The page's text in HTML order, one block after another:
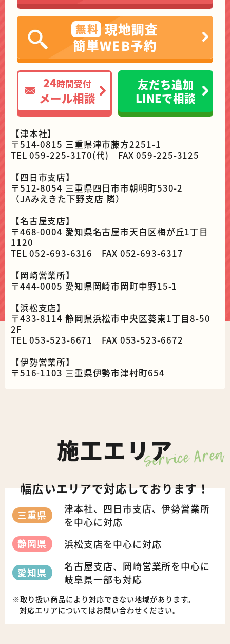
無料 現地調査
簡単WEB予約
24時間受付
メール相談
友だち追加
LINEで相談
【津本社】
〒514-0815 三重県津市藤方2251-1
TEL 059-225-3170(代) FAX 059-225-3125
【四日市支店】
〒512-8054 三重県四日市市朝明町530-2
（JAみえきた下野支店 隣）
【名古屋支店】
〒468-0004 愛知県名古屋市天白区梅が丘1丁目
1120
TEL 052-693-6316 FAX 052-693-6317
【岡崎営業所】
〒444-0005 愛知県岡崎市岡町中野15-1
【浜松支店】
〒433-8114 静岡県浜松市中央区葵東1丁目8-50
2F
TEL 053-523-6671 FAX 053-523-6672
【伊勢営業所】
〒516-1103 三重県伊勢市津村町654
施工エリアService Area
幅広いエリアで対応しております！
三重県
津本社、四日市支店、伊勢営業所
を中心に対応
静岡県
浜松支店を中心に対応
愛知県
名古屋支店、岡崎営業所を中心に
岐阜県一部も対応
取り扱い商品により対応できない地域があります。
対応エリアについてはお問い合わせください。